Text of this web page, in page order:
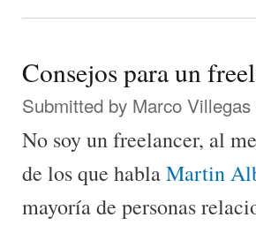
Consejos para un
Submitted by Marco Villegas
No soy un freelancer, al
de los que hablaMartin
mayoría de personas